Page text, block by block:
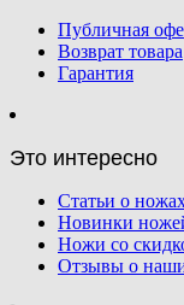
Публичная
Возврат товара
Гарантия
Это интересно
Статьи о
Новинки
Ножи со
Отзывы о